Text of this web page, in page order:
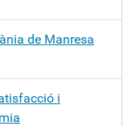
de Manresa
i